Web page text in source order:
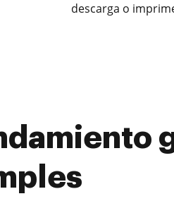
descarga o